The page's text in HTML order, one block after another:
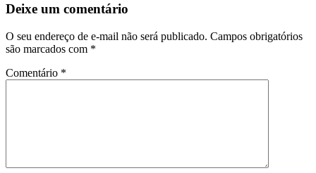
Deixe um comentário
O seu endereço de e-mail não será publicado. Campos obrigatórios
são marcados com *
Comentário *